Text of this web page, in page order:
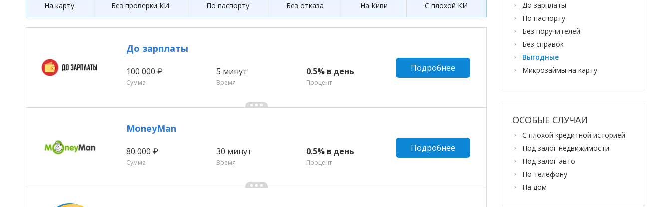
На карту Без проверки КИ По паспорту Без отказа На Киви С плохой КИ
До зарплаты
100 000 ₽
Сумма
5 минут
Время
0.5% в день
Процент
Подробнее
MoneyMan
80 000 ₽
Сумма
30 минут
Время
0.5% в день
Процент
Подробнее
До зарплаты
По паспорту
Без поручителей
Без справок
Выгодные
Микрозаймы на карту
ОСОБЫЕ СЛУЧАИ
С плохой кредитной историей
Под залог недвижимости
Под залог авто
По телефону
На дом